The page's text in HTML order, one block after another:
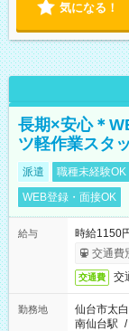
気になる！
長期×安心＊
ツ軽作業スタ
派遣 職種未経験OK
WEB登録・面接OK
給与
時給1150
交通費
交通費 交
勤務地
仙台市太
南仙台駅 /